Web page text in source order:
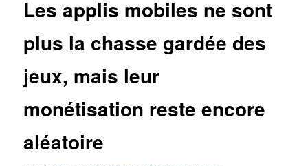
Les applis mobiles ne sont
plus la chasse gardée des
jeux, mais leur
monétisation reste encore
aléatoire